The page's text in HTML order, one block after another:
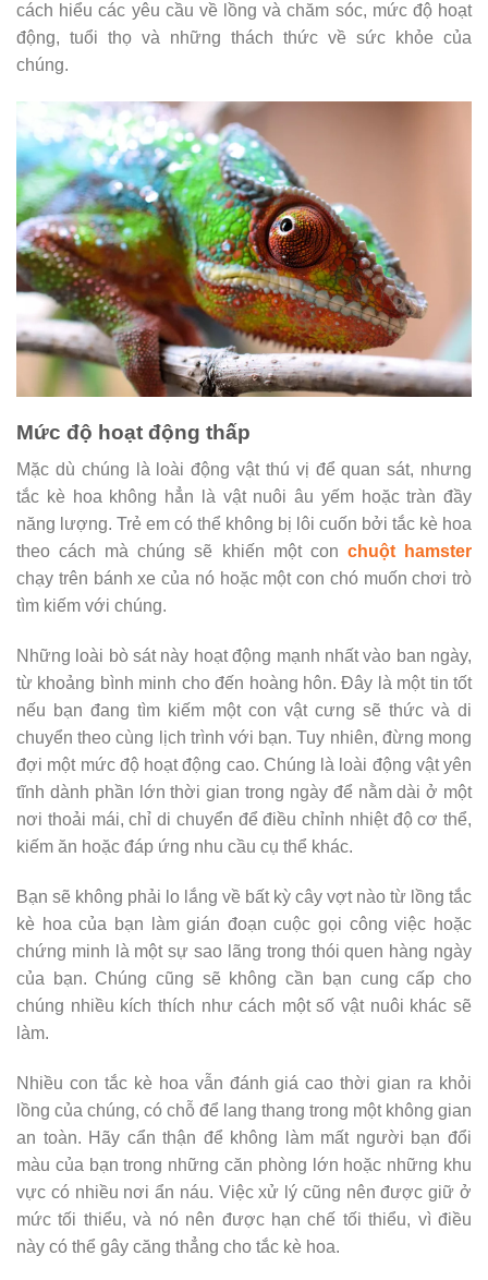
cách hiểu các yêu cầu về lồng và chăm sóc, mức độ hoạt
động, tuổi thọ và những thách thức về sức khỏe của
chúng.
Mức độ hoạt động thấp
Mặc dù chúng là loài động vật thú vị để quan sát, nhưng
tắc kè hoa không hẳn là vật nuôi âu yếm hoặc tràn đầy
năng lượng. Trẻ em có thể không bị lôi cuốn bởi tắc kè hoa
theo cách mà chúng sẽ khiến một con chuột hamster
chạy trên bánh xe của nó hoặc một con chó muốn chơi trò
tìm kiếm với chúng.
Những loài bò sát này hoạt động mạnh nhất vào ban ngày,
từ khoảng bình minh cho đến hoàng hôn. Đây là một tin tốt
nếu bạn đang tìm kiếm một con vật cưng sẽ thức và di
chuyển theo cùng lịch trình với bạn. Tuy nhiên, đừng mong
đợi một mức độ hoạt động cao. Chúng là loài động vật yên
tĩnh dành phần lớn thời gian trong ngày để nằm dài ở một
nơi thoải mái, chỉ di chuyển để điều chỉnh nhiệt độ cơ thể,
kiếm ăn hoặc đáp ứng nhu cầu cụ thể khác.
Bạn sẽ không phải lo lắng về bất kỳ cây vợt nào từ lồng tắc
kè hoa của bạn làm gián đoạn cuộc gọi công việc hoặc
chứng minh là một sự sao lãng trong thói quen hàng ngày
của bạn. Chúng cũng sẽ không cần bạn cung cấp cho
chúng nhiều kích thích như cách một số vật nuôi khác sẽ
làm.
Nhiều con tắc kè hoa vẫn đánh giá cao thời gian ra khỏi
lồng của chúng, có chỗ để lang thang trong một không gian
an toàn. Hãy cẩn thận để không làm mất người bạn đổi
màu của bạn trong những căn phòng lớn hoặc những khu
vực có nhiều nơi ẩn náu. Việc xử lý cũng nên được giữ ở
mức tối thiểu, và nó nên được hạn chế tối thiểu, vì điều
này có thể gây căng thẳng cho tắc kè hoa.